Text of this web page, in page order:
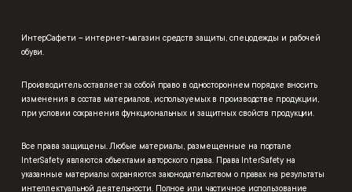
ИнтерСафети – интернет-магазин средств защиты, спецодежды и рабочей
обуви.
Производитель оставляет за собой право в одностороннем порядке вносить
изменения в состав материалов, используемых в производстве продукции,
при условии сохранения функциональных и защитных свойств продукции.
Все права защищены. Любые материалы, размещенные на портале
InterSafety являются объектами авторского права. Права InterSafety на
указанные материалы охраняются законодательством о правах на результаты
интеллектуальной деятельности. Полное или частичное использование